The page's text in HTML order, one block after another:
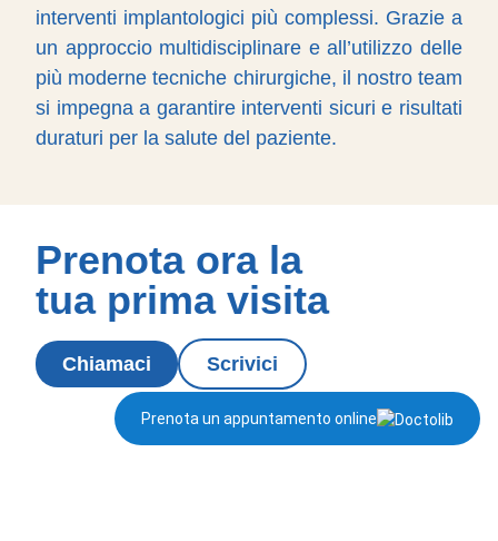
interventi implantologici più complessi. Grazie a
un approccio multidisciplinare e all’utilizzo delle
più moderne tecniche chirurgiche, il nostro team
si impegna a garantire interventi sicuri e risultati
duraturi per la salute del paziente.
Prenota ora la
tua prima visita
Chiamaci Scrivici
Prenota un appuntamento online